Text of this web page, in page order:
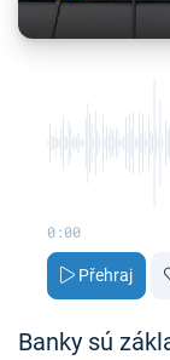
0:00
Přehraj
Banky sú